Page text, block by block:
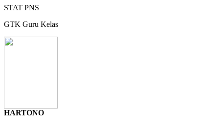
STAT PNS
GTK Guru Kelas
HARTONO